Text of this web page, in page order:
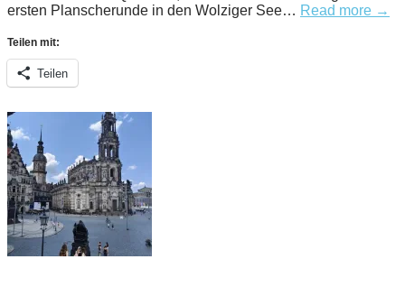
ersten Planscherunde in den Wolziger See… Read more →
Teilen mit:
Teilen